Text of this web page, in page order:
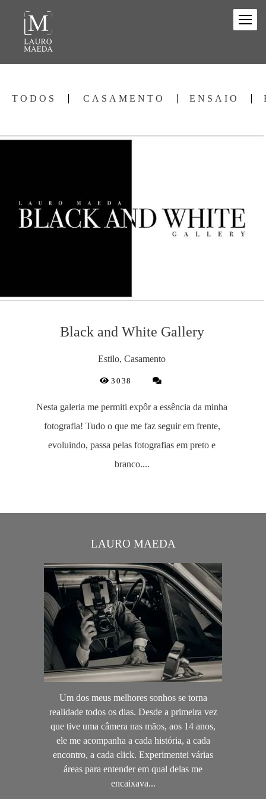
TODOS CASAMENTO ENSAIO
Black and White Gallery
Estilo, Casamento
3038
Nesta galeria me permiti expôr a essência da minha
fotografia! Tudo o que me faz seguir em frente,
evoluindo, passa pelas fotografias em preto e
branco....
LAURO MAEDA
Um dos meus melhores sonhos se torna
realidade todos os dias. Desde a primeira vez
que tive uma câmera nas mãos, aos 14 anos,
ele me acompanha a cada história, a cada
encontro, a cada click. Experimentei várias
áreas para entender em qual delas me
encaixava...